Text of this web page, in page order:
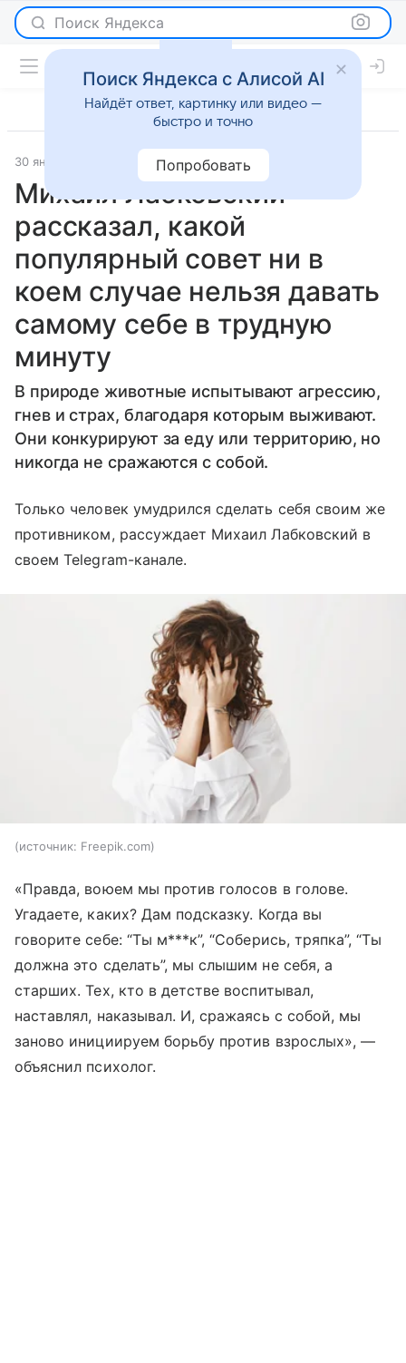
Поиск Яндекса
30 января 2024 Super.ru О важном
Михаил Лабковский
рассказал, какой
популярный совет ни в
коем случае нельзя давать
самому себе в трудную
минуту
В природе животные испытывают агрессию,
гнев и страх, благодаря которым выживают.
Они конкурируют за еду или территорию, но
никогда не сражаются с собой.
Только человек умудрился сделать себя своим же
противником, рассуждает Михаил Лабковский в
своем Telegram-канале.
источник: Freepik.com
«Правда, воюем мы против голосов в голове.
Угадаете, каких? Дам подсказку. Когда вы
говорите себе: “Ты м***к”, “Соберись, тряпка”, “Ты
должна это сделать”, мы слышим не себя, а
старших. Тех, кто в детстве воспитывал,
наставлял, наказывал. И, сражаясь с собой, мы
заново инициируем борьбу против взрослых», —
объяснил психолог.
Поиск Яндекса с Алисой AI
Найдёт ответ, картинку или видео —
быстро и точно
Попробовать